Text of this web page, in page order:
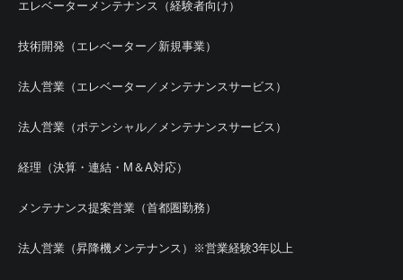
エレベーターメンテナンス（経験者向け）
技術開発（エレベーター／新規事業）
法人営業（エレベーター／メンテナンスサービス）
法人営業（ポテンシャル／メンテナンスサービス）
経理（決算・連結・M＆A対応）
メンテナンス提案営業（首都圏勤務）
法人営業（昇降機メンテナンス）※営業経験3年以上